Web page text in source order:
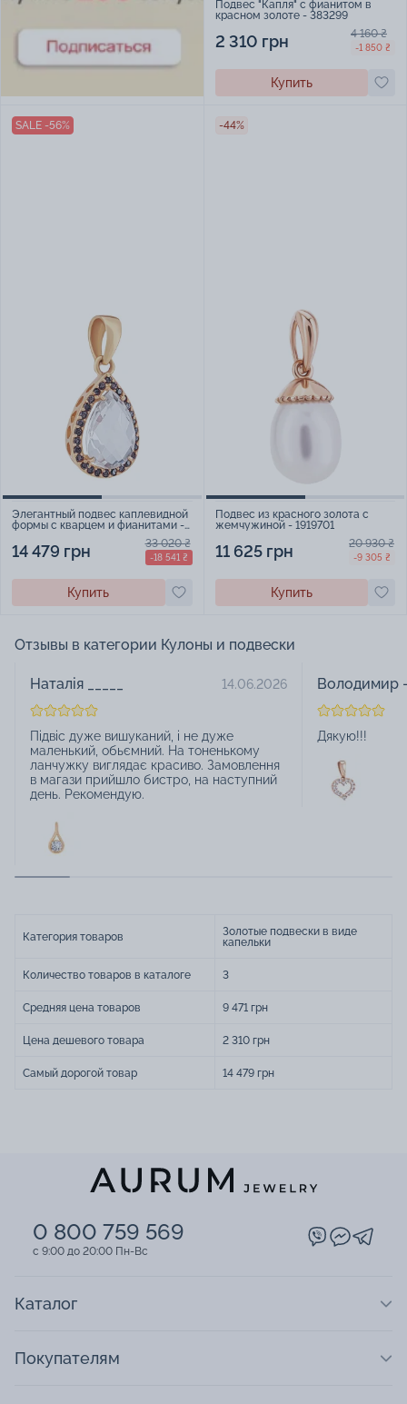
Подвес "Капля" с фианитом в
красном золоте - 383299
2 310 грн 4 160 ₴
-1 850 ₴
Купить
SALE -56%
Элегантный подвес каплевидной
формы с кварцем и фианитами -
14 479 грн 33 020 ₴
-18 541 ₴
Купить
-44%
Подвес из красного золота с
жемчужиной - 1919701
11 625 грн 20 930 ₴
-9 305 ₴
Купить
Отзывы в категории Кулоны и подвески
Наталія _____ 14.06.2026
Підвіс дуже вишуканий, і не дуже
маленький, обьємний. На тоненькому
ланчужку виглядає красиво. Замовлення
в магази прийшло бистро, на наступний
день. Рекомендую.
Володимир
Дякую!!!
Категория товаров
Золотые подвески в виде
капельки
Количество товаров в каталоге 3
Средняя цена товаров 9 471 грн
Цена дешевого товара 2 310 грн
Самый дорогой товар 14 479 грн
0 800 759 569
c 9:00 до 20:00 Пн-Вс
Каталог
Покупателям